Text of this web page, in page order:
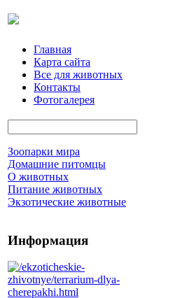
Главная
Карта сайта
Все для животных
Контакты
Фотогалерея
Зоопарки мира
Домашние питомцы
О животных
Питание животных
Экзотические животные
Информация